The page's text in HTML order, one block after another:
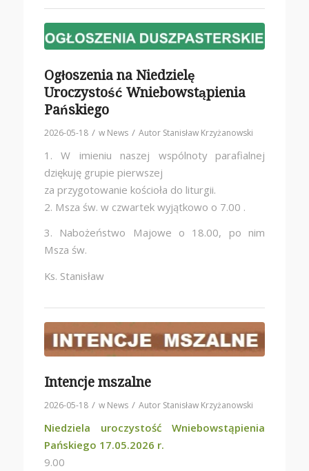
Ogłoszenia na Niedzielę
Uroczystość Wniebowstąpienia
Pańskiego
2026-05-18 / w News / Autor Stanisław Krzyżanowski
1. W imieniu naszej wspólnoty parafialnej
dziękuję grupie pierwszej
za przygotowanie kościoła do liturgii.
2. Msza św. w czwartek wyjątkowo o 7.00 .
3. Nabożeństwo Majowe o 18.00, po nim
Msza św.
Ks. Stanisław
Intencje mszalne
2026-05-18 / w News / Autor Stanisław Krzyżanowski
Niedziela uroczystość Wniebowstąpienia
Pańskiego 17.05.2026 r.
9.00